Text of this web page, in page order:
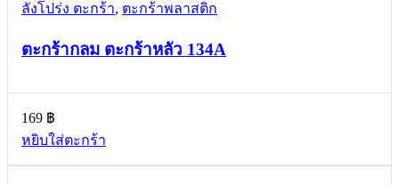
ลังโปร่ง ตะกร้า, ตะกร้าพลาสติก
ตะกร้ากลม ตะกร้าหลัว 134A
169 ฿
หยิบใส่ตะกร้า